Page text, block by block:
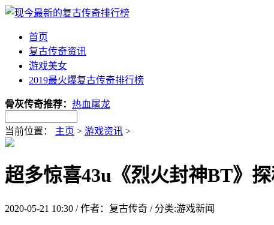
首页
复古传奇资讯
游戏美女
2019最火爆复古传奇排行榜
骨灰传奇推荐： 热血屠龙
当前位置： 主页 > 游戏资讯 >
超多惊喜43u《烈火封神BT》
2020-05-21 10:30 / 作者：复古传奇 / 分类:游戏新闻